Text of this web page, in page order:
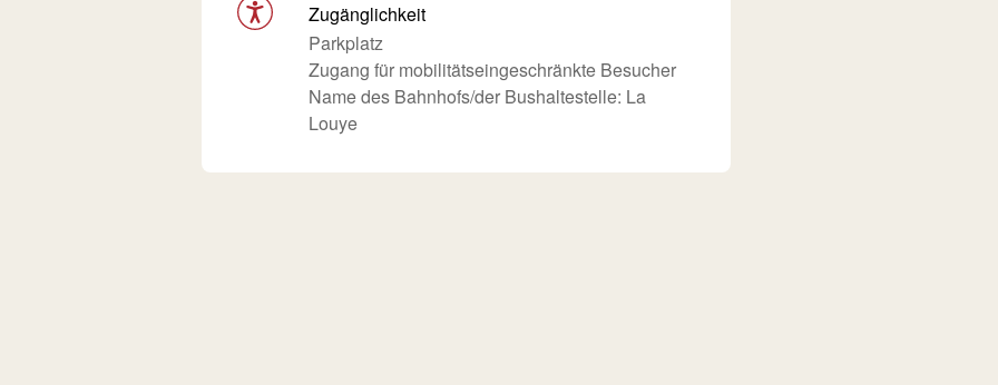
Zugänglichkeit
Parkplatz
Zugang für mobilitätseingeschränkte Besucher
Name des Bahnhofs/der Bushaltestelle: La
Louye